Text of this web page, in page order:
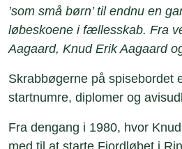
’som små børn’ til endnu en
løbeskoene i fællesskab. Fra
Aagaard, Knud Erik Aagaard
Skrabbøgerne på spisebordet
startnumre, diplomer og
Fra dengang i 1980, hvor
med til at starte Fjordløbet i